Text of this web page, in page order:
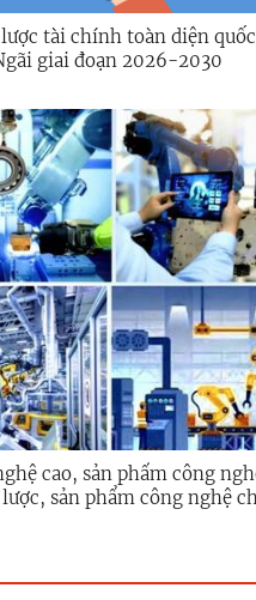
tài chính toàn diện quốc gia
giai đoạn 2026-2030
cao, sản phẩm công
sản phẩm công nghệ